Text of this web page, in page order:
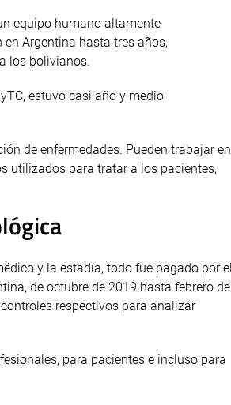
equipo humano altamente
Argentina hasta tres años,
los bolivianos.
estuvo casi año y medio
de enfermedades. Pueden trabajar en
utilizados para tratar a los pacientes,
y la estadía, todo fue pagado por el
de octubre de 2019 hasta febrero de
respectivos para analizar
para pacientes e incluso para